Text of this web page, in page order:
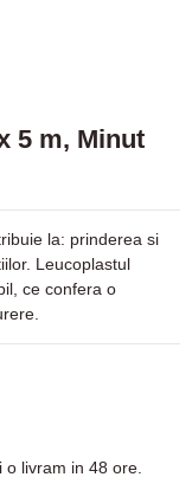
5 m, Minut
la: prinderea si
Leucoplastul
ce confera o
livram in 48 ore.